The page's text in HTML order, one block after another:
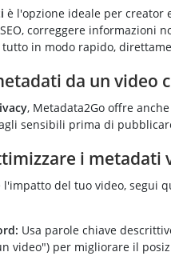
è l'opzione ideale per creator
correggere informazioni
tutto in modo rapido,
da un video
, Metadata2Go offre
sensibili prima di
i metadati
del tuo video, segui
Usa parole chiave
video") per migliorare il